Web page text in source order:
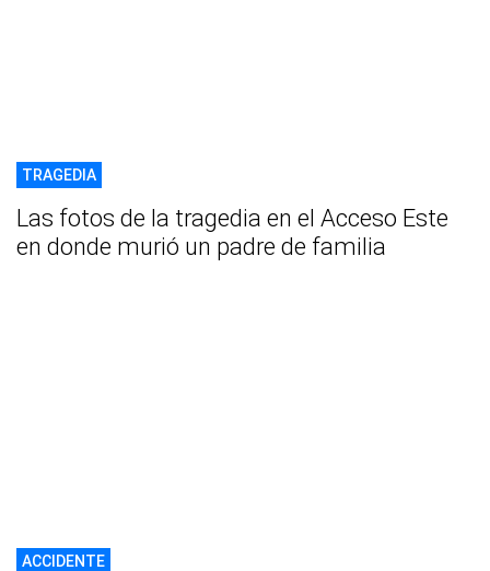
TRAGEDIA
Las fotos de la tragedia en el Acceso Este
en donde murió un padre de familia
ACCIDENTE